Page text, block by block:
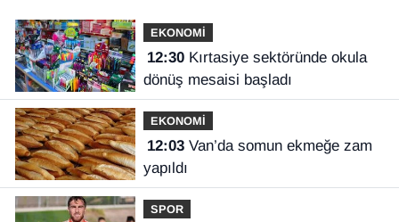
EKONOMİ
12:30Kırtasiye sektöründe okula
dönüş mesaisi başladı
EKONOMİ
12:03Van’da somun ekmeğe zam
yapıldı
SPOR